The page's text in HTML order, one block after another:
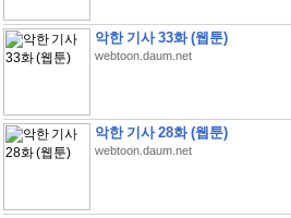
악한 기사 33화 (웹툰)
webtoon.daum.net
악한 기사 28화 (웹툰)
webtoon.daum.net